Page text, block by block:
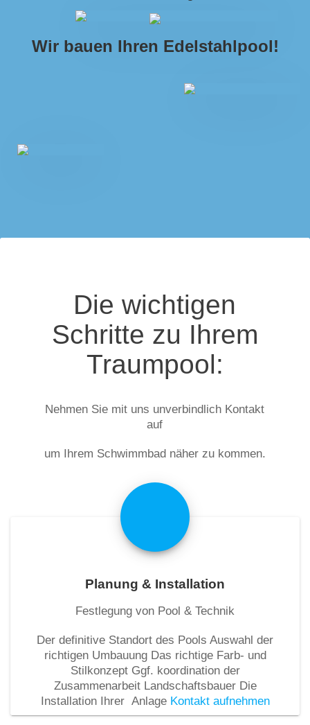
Wir bauen Ihren Edelstahlpool!
Die wichtigen
Schritte zu Ihrem
Traumpool:
Nehmen Sie mit uns unverbindlich Kontakt
auf
um Ihrem Schwimmbad näher zu kommen.
Planung & Installation
Festlegung von Pool & Technik
Der definitive Standort des Pools Auswahl der
richtigen Umbauung Das richtige Farb- und
Stilkonzept Ggf. koordination der
Zusammenarbeit Landschaftsbauer Die
Installation Ihrer Anlage Kontakt aufnehmen